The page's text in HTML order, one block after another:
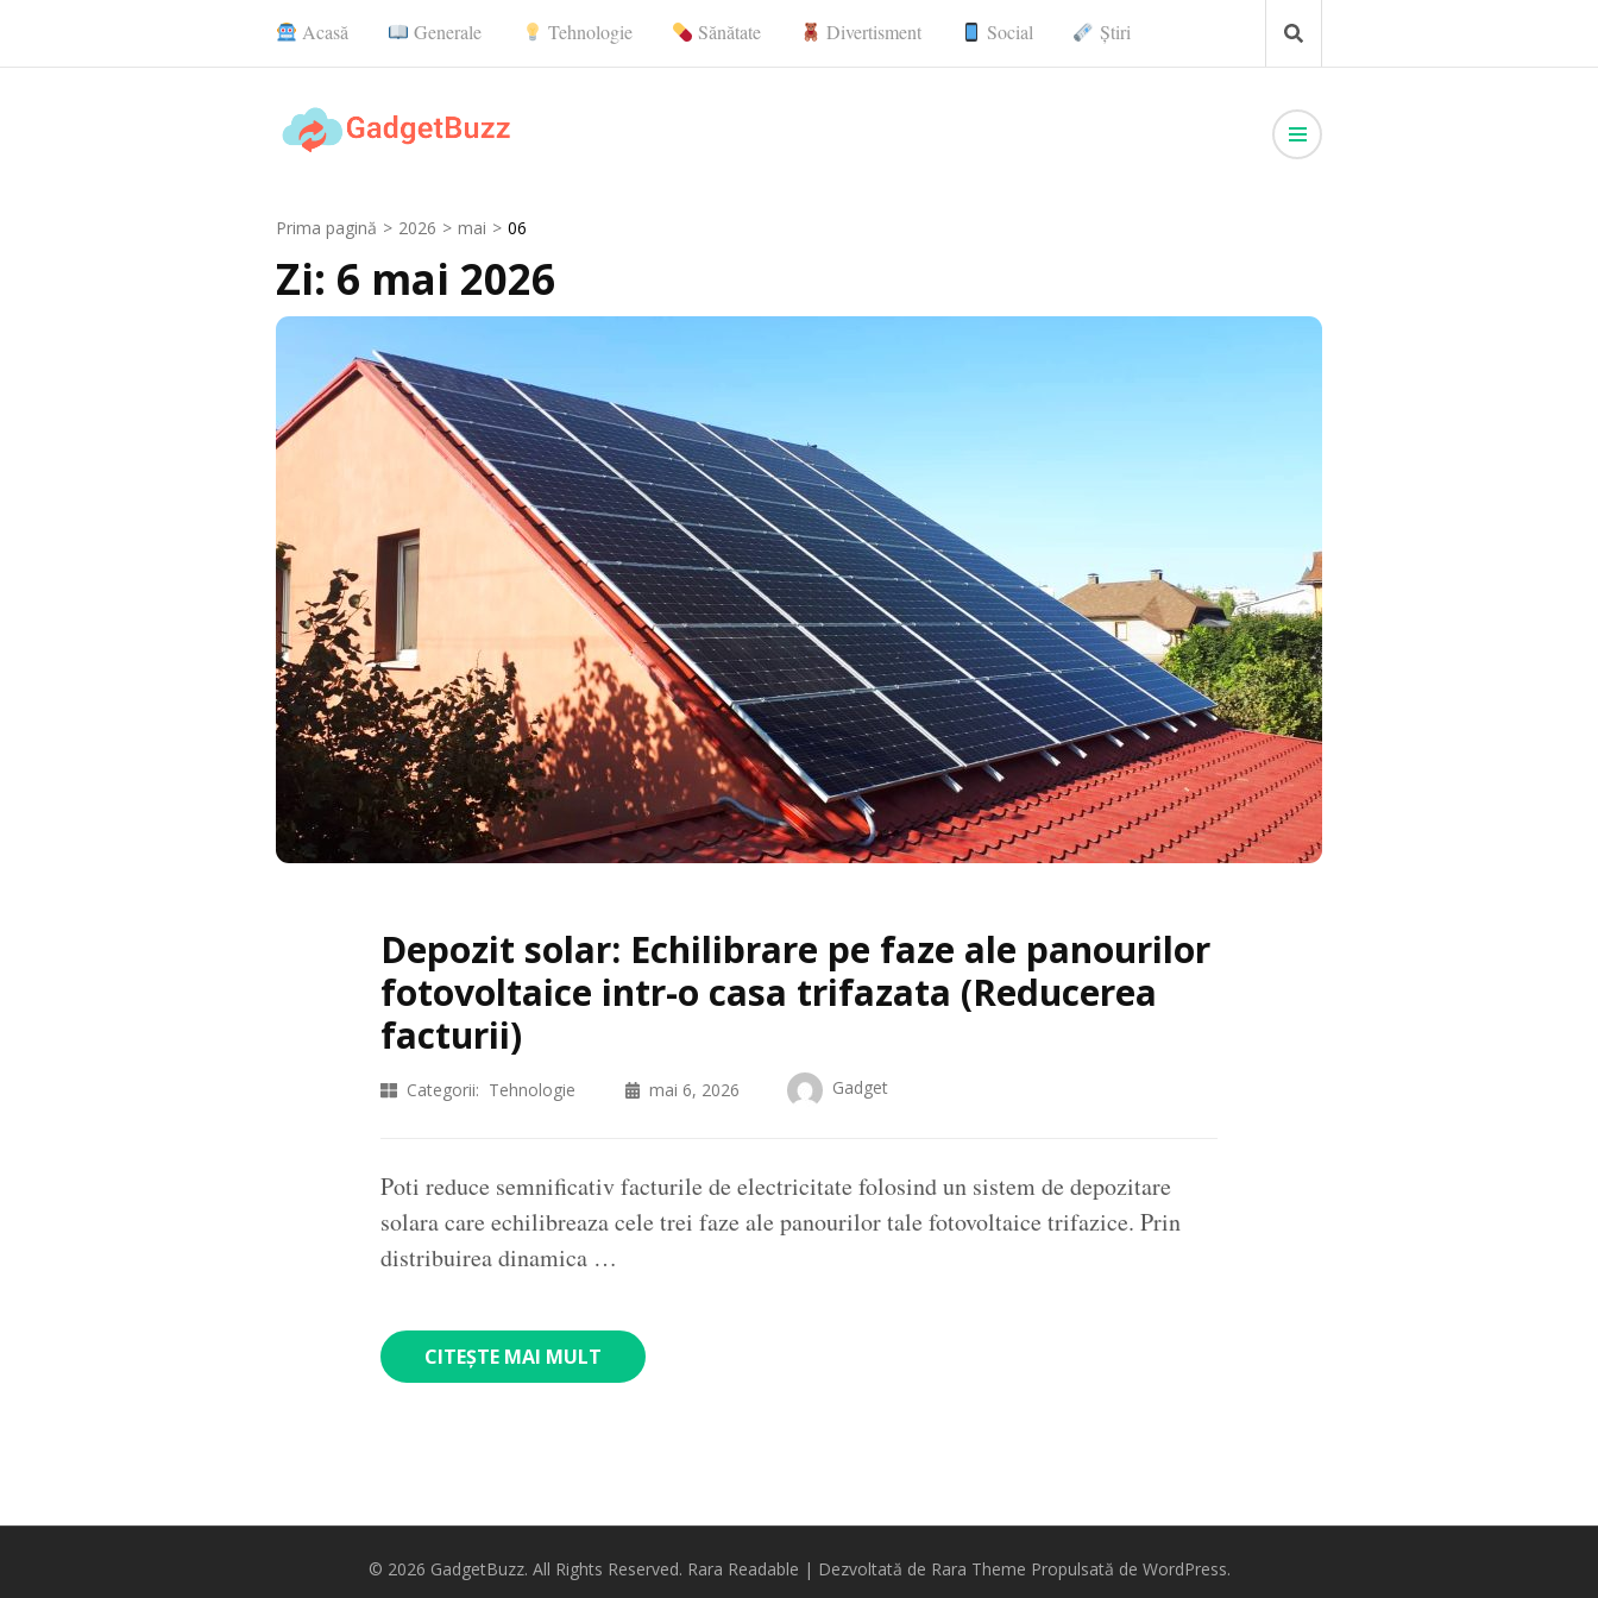
Acasă Generale Tehnologie Sănătate Divertisment Social Știri
Prima pagină > 2026 > mai > 06
Zi: 6 mai 2026
Depozit solar: Echilibrare pe faze ale panourilor
fotovoltaice intr-o casa trifazata (Reducerea
facturii)
Categorii: Tehnologie mai 6, 2026 Gadget
Poti reduce semnificativ facturile de electricitate folosind un sistem de depozitare
solara care echilibreaza cele trei faze ale panourilor tale fotovoltaice trifazice. Prin
distribuirea dinamica …
CITEȘTE MAI MULT
© 2026 GadgetBuzz. All Rights Reserved. Rara Readable | Dezvoltată de Rara Theme Propulsată de WordPress.